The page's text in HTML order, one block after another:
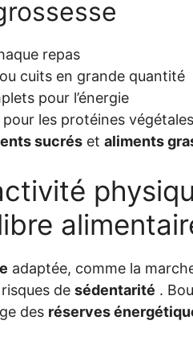
repas
cuits en grande quantité
pour l’énergie
pour les protéines végétales
sucrés et aliments
adaptée, comme la
de sédentarité .
des réserves